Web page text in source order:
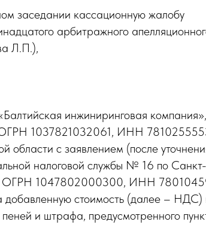
заседании кассационную жалобу
арбитражного
Л.П.),
инжиниринговая
ОГРН 1037821032061, ИНН
с заявлением (после
налоговой службы № 16 по Санкт-
Б, ОГРН 1047802000300, ИНН
стоимость (далее – НДС)
и штрафа, предусмотренного